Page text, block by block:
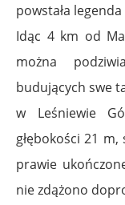
powstała
Idąc 4 km od
można
budujących swe
w Leśniewie
głębokości 21
prawie
nie zdążono